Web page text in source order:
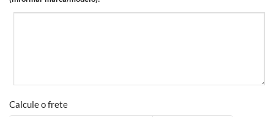
Calcule o frete